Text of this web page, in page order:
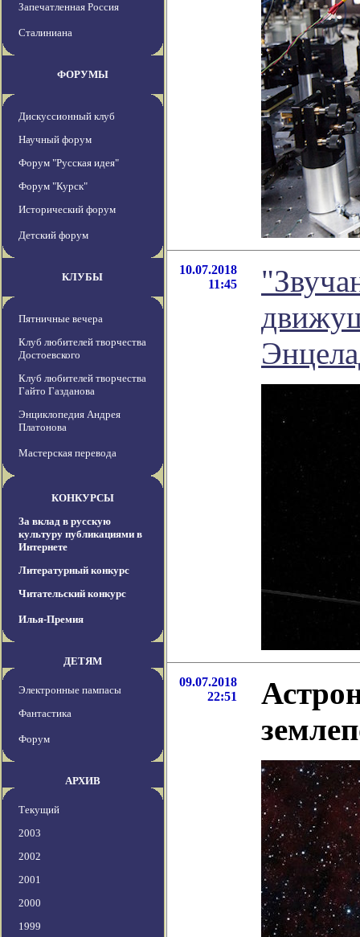
Запечатленная Россия
Сталиниана
ФОРУМЫ
Дискуссионный клуб
Научный форум
Форум "Русская идея"
Форум "Курск"
Исторический форум
Детский форум
КЛУБЫ
Пятничные вечера
Клуб любителей творчества
Достоевского
Клуб любителей творчества
Гайто Газданова
Энциклопедия Андрея
Платонова
Мастерская перевода
КОНКУРСЫ
За вклад в русскую
культуру публикациями в
Интернете
Литературный конкурс
Читательский конкурс
Илья-Премия
ДЕТЯМ
Электронные пампасы
Фантастика
Форум
АРХИВ
Текущий
2003
2002
2001
2000
1999
10.07.2018
11:45
09.07.2018
22:51